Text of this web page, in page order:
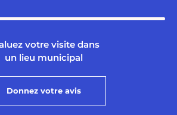
votre visite dans
un lieu municipal
Donnez votre avis